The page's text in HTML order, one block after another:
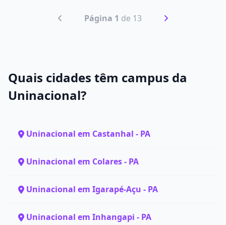
Página 1 de 13
Quais cidades têm campus da
Uninacional?
Uninacional em Castanhal - PA
Uninacional em Colares - PA
Uninacional em Igarapé-Açu - PA
Uninacional em Inhangapi - PA